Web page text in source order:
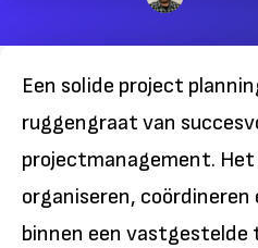
Een solide project
ruggengraat van
projectmanagement.
organiseren,
binnen een vastgestelde